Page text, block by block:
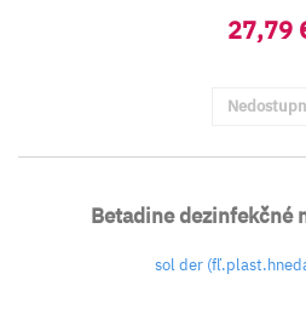
27,79
Betadine dezinfekčné
sol der